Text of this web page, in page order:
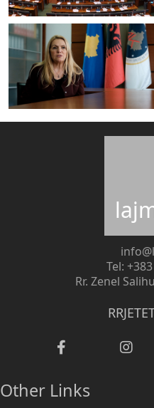
Tel:
Rr. Zenel
Other Links